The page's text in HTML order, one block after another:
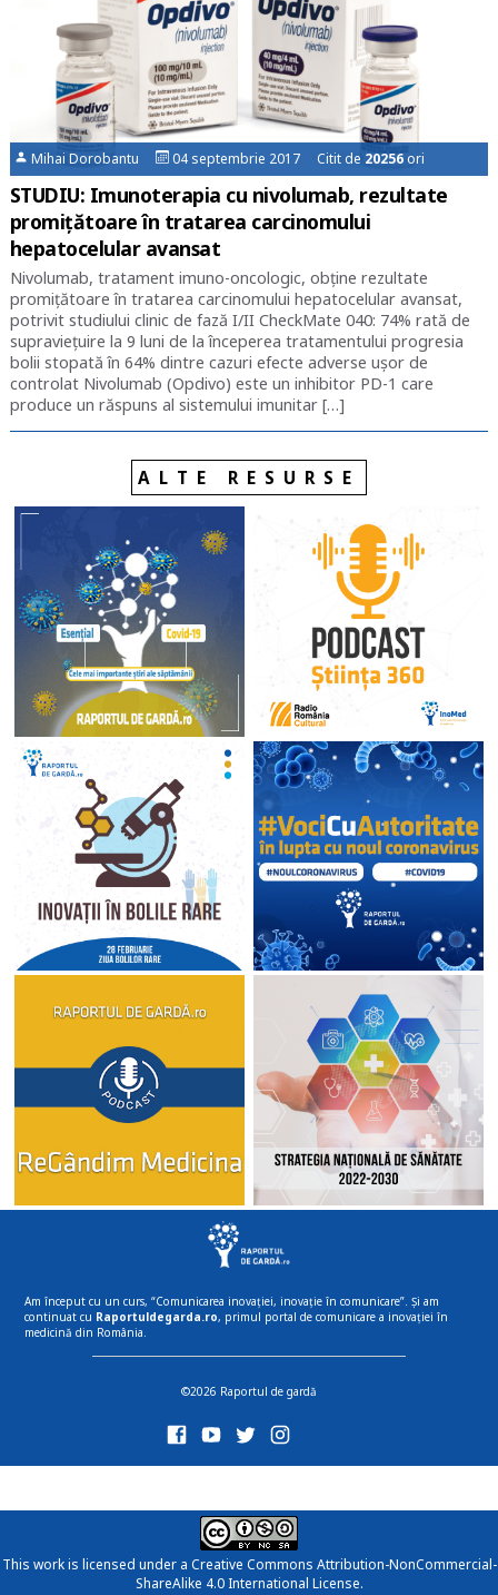
Mihai Dorobantu 04 septembrie 2017 Citit de 20256ori
STUDIU: Imunoterapia cu nivolumab, rezultate
promițătoare în tratarea carcinomului
hepatocelular avansat
Nivolumab, tratament imuno-oncologic, obține rezultate
promițătoare în tratarea carcinomului hepatocelular avansat,
potrivit studiului clinic de fază I/II CheckMate 040: 74% rată de
supraviețuire la 9 luni de la începerea tratamentului progresia
bolii stopată în 64% dintre cazuri efecte adverse ușor de
controlat Nivolumab (Opdivo) este un inhibitor PD-1 care
produce un răspuns al sistemului imunitar […]
ALTE RESURSE
Am început cu un curs, “Comunicarea inovației, inovație în comunicare”. Și am
continuat cu Raportuldegarda.ro, primul portal de comunicare a inovației în
medicină din România.
©2026 Raportul de gardă
This work is licensed under a Creative Commons Attribution-NonCommercial-
ShareAlike 4.0 International License.